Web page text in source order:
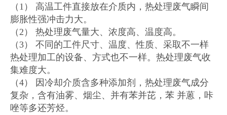
（1） 高温工件直接放在介质内，热处理废气瞬间
膨胀性强冲击力大。
（2） 热处理废气量大、浓度高、温度高。
（3） 不同的工件尺寸、温度、性质、采取不一样
热处理加工的设备、方式也不一样。热处理废气收
集难度大。
（4） 因冷却介质含多种添加剂，热处理废气成分
复杂，含有油雾、烟尘、并有苯并芘，苯 并蒽，咔
唑等多还芳烃。